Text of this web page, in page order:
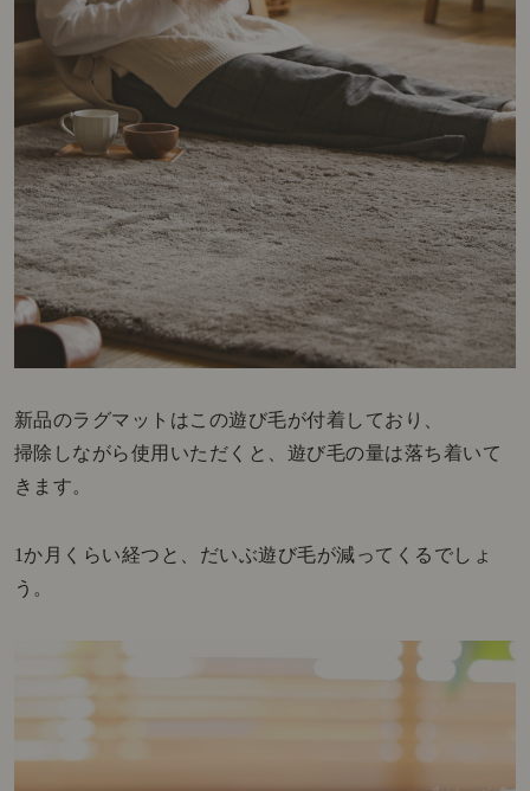
新品のラグマットはこの遊び毛が付着しており、
掃除しながら使用いただくと、遊び毛の量は落ち着いて
きます。
1か月くらい経つと、だいぶ遊び毛が減ってくるでしょ
う。